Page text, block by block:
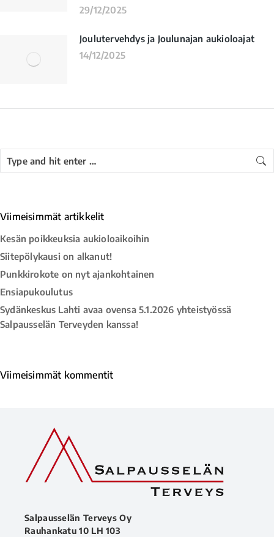
29/12/2025
Joulutervehdys ja Joulunajan aukioloajat
14/12/2025
Viimeisimmät artikkelit
Kesän poikkeuksia aukioloaikoihin
Siitepölykausi on alkanut!
Punkkirokote on nyt ajankohtainen
Ensiapukoulutus
Sydänkeskus Lahti avaa ovensa 5.1.2026 yhteistyössä
Salpausselän Terveyden kanssa!
Viimeisimmät kommentit
Salpausselän Terveys Oy
Rauhankatu 10 LH 103